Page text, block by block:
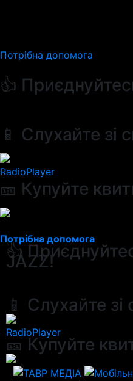
Потрібна допомога
👍
📱 Слухайте зі
RadioPlayer
🎫 Купуйте
Потрібна допомога
👍
JAZZ!
📱 Слухайте
RadioPlayer
🎫 Купуйте